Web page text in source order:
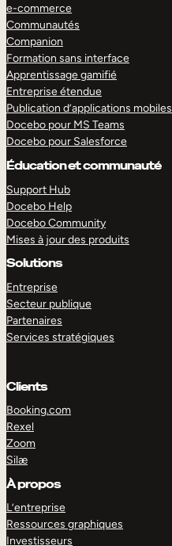
e-commerce
Communautés
Companion
Formation sans interface
Apprentissage gamifié
Entreprise étendue
Publication d’applications mobiles
Docebo pour MS Teams
Docebo pour Salesforce
Éducation et communauté
Support Hub
Docebo Help
Docebo Community
Mises à jour des produits
Solutions
Entreprise
Secteur publique
Partenaires
Services stratégiques
Clients
Booking.com
Rexel
Zoom
Silæ
À propos
L’entreprise
Ressources graphiques
Investisseurs